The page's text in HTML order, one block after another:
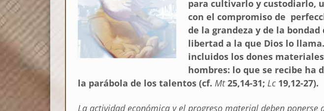
para cultivarlo y custodiarlo,
con el compromiso de
de la grandeza y de la
libertad a la que Dios lo
incluidos los dones
hombres: lo que se recibe ha
la parábola de los talentos (cf. Mt25,14-31; Lc 19,12-27).
La actividad económica y el progreso material deben